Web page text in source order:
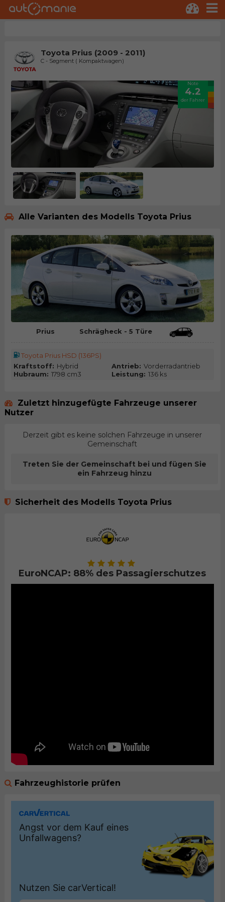
Toyota Prius (2009 - 2011)
C - Segment ( Kompaktwagen)
Note
4.2
der Fahrer
Alle Varianten des Modells Toyota Prius
Prius Schrägheck - 5 Türe
Toyota Prius HSD (136PS)
Kraftstoff: Hybrid Antrieb: Vorderradantrieb
Hubraum: 1798 cm3 Leistung: 136 ks
Zuletzt hinzugefügte Fahrzeuge unserer
Nutzer
Derzeit gibt es keine solchen Fahrzeuge in unserer
Gemeinschaft
Treten Sie der Gemeinschaft bei und fügen Sie
ein Fahrzeug hinzu
Sicherheit des Modells Toyota Prius
EuroNCAP: 88% des Passagierschutzes
Fahrzeughistorie prüfen